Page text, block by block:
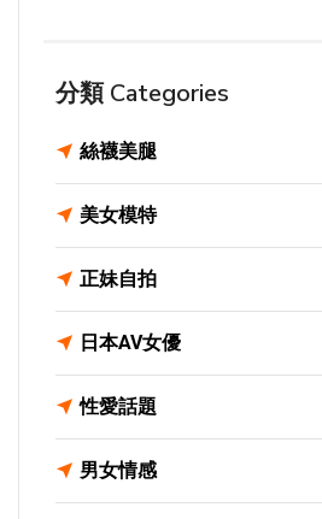
分類 Categories
絲襪美腿
美女模特
正妹自拍
日本AV女優
性愛話題
男女情感